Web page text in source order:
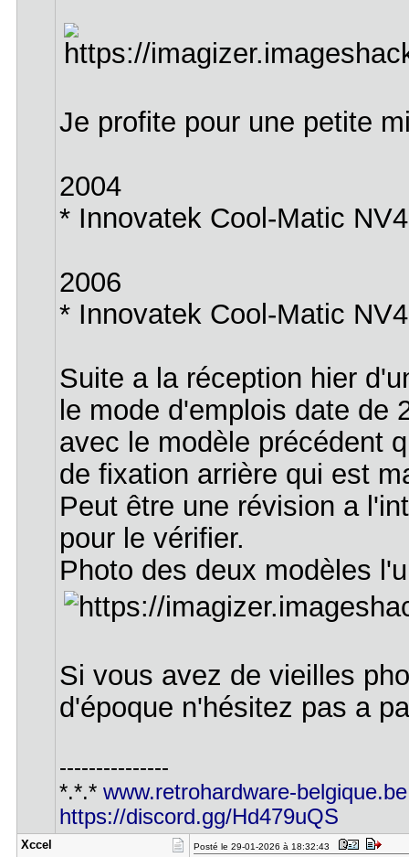
Je profite pour une petite
2004
* Innovatek Cool-Matic
2006
* Innovatek Cool-Matic
Suite a la réception hier
le mode d'emplois date de
avec le modèle précédent
de fixation arrière qui est
Peut être une révision a
pour le vérifier.
Photo des deux modèles
Si vous avez de vieilles
d'époque n'hésitez pas a
---------------
*.*.* www.retrohardware-belgique.be
https://discord.gg/Hd479uQS
Xccel Posté le 29-01-2026 à 18:32:43